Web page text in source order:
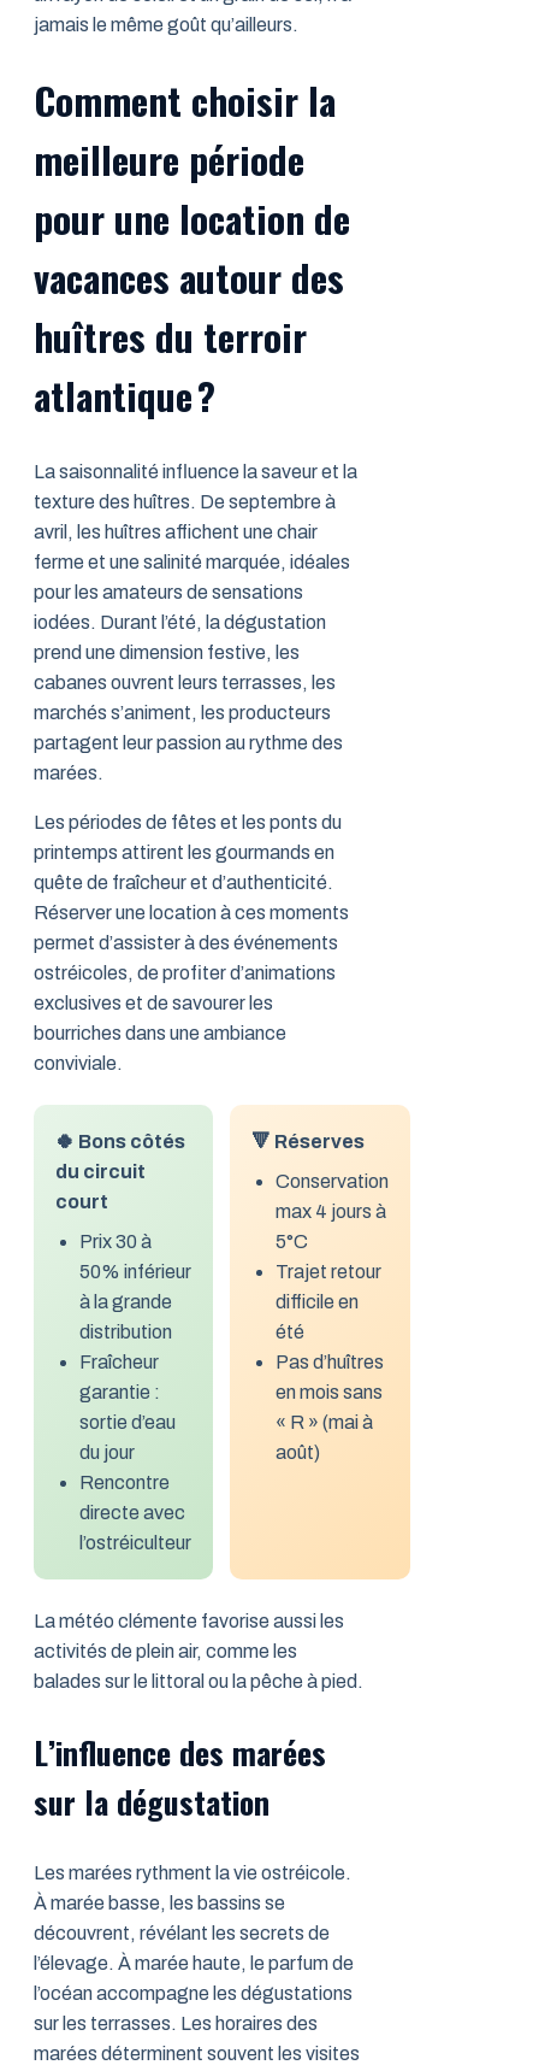
jamais le même goût qu’ailleurs.
Comment choisir la
meilleure période
pour une location de
vacances autour des
huîtres du terroir
atlantique ?
La saisonnalité influence la saveur et la
texture des huîtres. De septembre à
avril, les huîtres affichent une chair
ferme et une salinité marquée, idéales
pour les amateurs de sensations
iodées. Durant l’été, la dégustation
prend une dimension festive, les
cabanes ouvrent leurs terrasses, les
marchés s’animent, les producteurs
partagent leur passion au rythme des
marées.
Les périodes de fêtes et les ponts du
printemps attirent les gourmands en
quête de fraîcheur et d’authenticité.
Réserver une location à ces moments
permet d’assister à des événements
ostréicoles, de profiter d’animations
exclusives et de savourer les
bourriches dans une ambiance
conviviale.
🍀 Bons côtés
du circuit
court
Prix 30 à
50% inférieur
à la grande
distribution
Fraîcheur
garantie :
sortie d’eau
du jour
Rencontre
directe avec
l’ostréiculteur
🔻 Réserves
Conservation
max 4 jours à
5°C
Trajet retour
difficile en
été
Pas d’huîtres
en mois sans
« R » (mai à
août)
La météo clémente favorise aussi les
activités de plein air, comme les
balades sur le littoral ou la pêche à pied.
L’influence des marées
sur la dégustation
Les marées rythment la vie ostréicole.
À marée basse, les bassins se
découvrent, révélant les secrets de
l’élevage. À marée haute, le parfum de
l’océan accompagne les dégustations
sur les terrasses. Les horaires des
marées déterminent souvent les visites